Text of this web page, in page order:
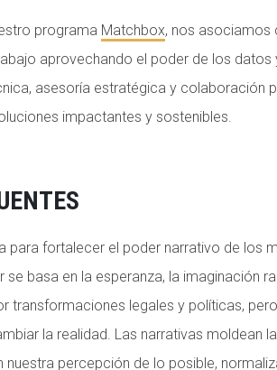
programa Matchbox, nos asociamos
aprovechando el poder de los
asesoría estratégica y colaboración
impactantes y sostenibles.
para fortalecer el poder narrativo de los
se basa en la esperanza, la imaginación
transformaciones legales y políticas,
la realidad. Las narrativas moldean
nuestra percepción de lo posible,